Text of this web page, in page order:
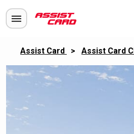
Assist Card > Assist Card